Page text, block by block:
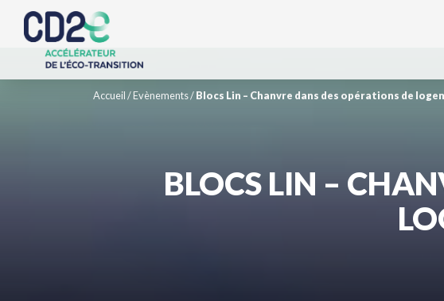
Accueil/Evènements/Blocs Lin – Chanvre dans des opérations de
BLOCS LIN –